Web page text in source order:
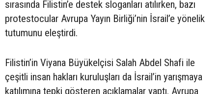
sırasında Filistin’e destek sloganları atılırken, bazı
protestocular Avrupa Yayın Birliği’nin İsrail’e yönelik
tutumunu eleştirdi.
Filistin’in Viyana Büyükelçisi Salah Abdel Shafi ile
çeşitli insan hakları kuruluşları da İsrail’in yarışmaya
katılımına tepki gösteren açıklamalar yaptı. Avrupa